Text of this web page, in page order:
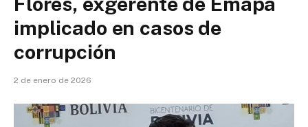
implicado en casos de
corrupción
2 de enero de 2026